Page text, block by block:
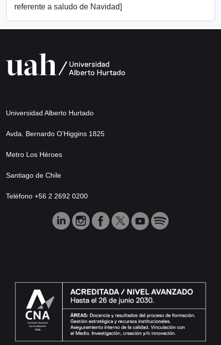
referente a saludo de Navidad]
Universidad Alberto Hurtado
Avda. Bernardo O’Higgins 1825
Metro Los Héroes
Santiago de Chile
Teléfono +56 2 2692 0200